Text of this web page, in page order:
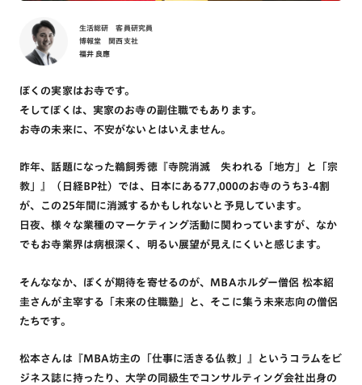
生活総研 客員研究員
博報堂 関西支社
福井 良應
ぼくの実家はお寺です。
そしてぼくは、実家のお寺の副住職でもあります。
お寺の未来に、不安がないとはいえません。
昨年、話題になった鵜飼秀徳『寺院消滅 失われる「地方」と「宗
教」』（日経BP社）では、日本にある77,000のお寺のうち3-4割
が、この25年間に消滅するかもしれないと予見しています。
日夜、様々な業種のマーケティング活動に関わっていますが、なか
でもお寺業界は病根深く、明るい展望が見えにくいと感じます。
そんななか、ぼくが期待を寄せるのが、MBAホルダー僧侶 松本紹
圭さんが主宰する「未来の住職塾」と、そこに集う未来志向の僧侶
たちです。
松本さんは『MBA坊主の「仕事に活きる仏教」』というコラムをビ
ジネス誌に持ったり、大学の同級生でコンサルティング会社出身の